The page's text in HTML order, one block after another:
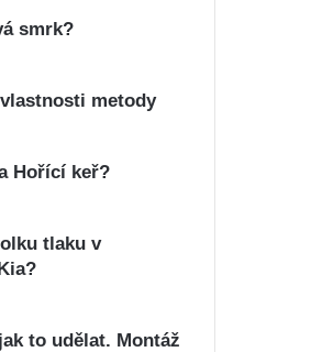
smrk?
metody
Hořící keř?
tlaku v
to udělat. Montáž